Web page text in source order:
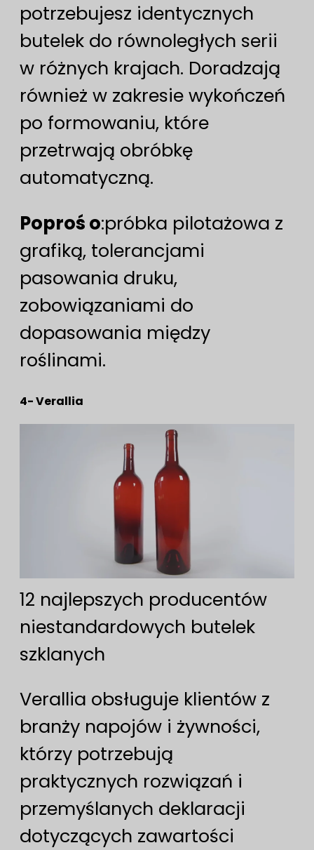
potrzebujesz identycznych
butelek do równoległych serii
w różnych krajach. Doradzają
również w zakresie wykończeń
po formowaniu, które
przetrwają obróbkę
automatyczną.
Poproś o:próbka pilotażowa z
grafiką, tolerancjami
pasowania druku,
zobowiązaniami do
dopasowania między
roślinami.
4- Verallia
12 najlepszych producentów
niestandardowych butelek
szklanych
Verallia obsługuje klientów z
branży napojów i żywności,
którzy potrzebują
praktycznych rozwiązań i
przemyślanych deklaracji
dotyczących zawartości